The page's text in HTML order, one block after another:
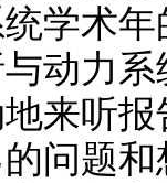
学术
动力
来听
问题